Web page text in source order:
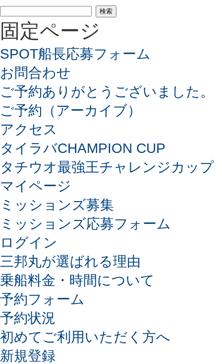
検
索:
固定ページ
SPOT船長応募フォーム
お問合わせ
ご予約ありがとうございました。
ご予約（アーカイブ）
アクセス
タイラバCHAMPION CUP
タチウオ最強王チャレンジカップ
マイページ
ミッションズ募集
ミッションズ応募フォーム
ログイン
三邦丸が選ばれる理由
乗船料金・時間について
予約フォーム
予約状況
初めてご利用いただく方へ
新規登録